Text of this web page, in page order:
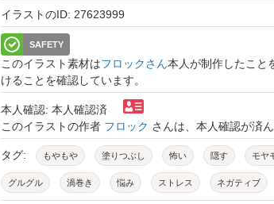
イラストのID: 27623999
SAFETY
このイラスト素材はフロックさん本人が制作したこと
けることを確認しています。
本人確認: 本人確認済
このイラストの作者 フロック さんは、本人確認が済
タグ: もやもや 塗りつぶし 怖い 隠す モヤ
グルグル 渦巻き 悩み ストレス ネガティブ